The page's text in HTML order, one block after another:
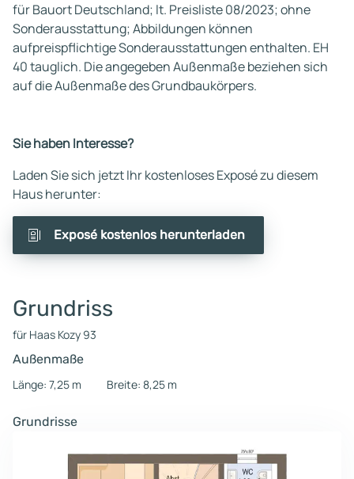
für Bauort Deutschland; lt. Preisliste 08/2023; ohne
Sonderausstattung; Abbildungen können
aufpreispflichtige Sonderausstattungen enthalten. EH
40 tauglich. Die angegeben Außenmaße beziehen sich
auf die Außenmaße des Grundbaukörpers.
Sie haben Interesse?
Laden Sie sich jetzt Ihr kostenloses Exposé zu diesem
Haus herunter:
Exposé kostenlos herunterladen
Grundriss
für Haas Kozy 93
Außenmaße
Länge: 7,25 m
Breite: 8,25 m
Grundrisse